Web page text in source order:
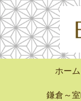
ホーム
鎌倉～